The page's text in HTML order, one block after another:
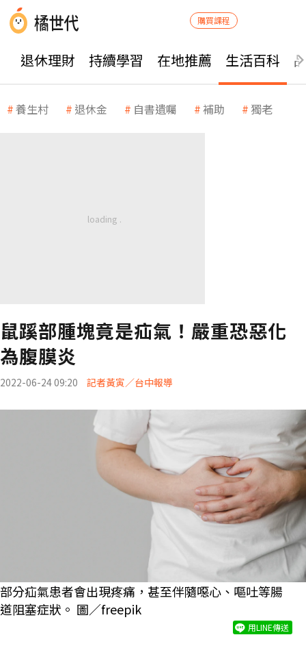
購買課程
退休理財 持續學習 在地推薦 生活百科
養生村 退休金 自書遺囑 補助 獨老
鼠蹊部腫塊竟是疝氣！嚴重恐惡化
為腹膜炎
2022-06-24 09:20 記者黃寅／台中報導
部分疝氣患者會出現疼痛，甚至伴隨噁心、嘔吐等腸
道阻塞症狀。 圖／freepik
用LINE傳送